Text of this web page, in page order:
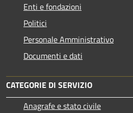
Enti e fondazioni
Politici
Personale Amministrativo
Documenti e dati
CATEGORIE DI SERVIZIO
Anagrafe e stato civile